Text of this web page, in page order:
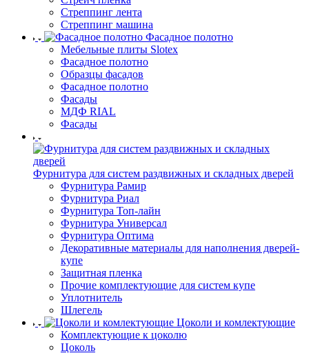
Стреппинг лента
Стреппинг машина
Фасадное полотно
Мебельные плиты Slotex
Фасадное полотно
Образцы фасадов
Фасадное полотно
Фасады
МДФ RIAL
Фасады
Фурнитура для систем раздвижных и складных дверей
Фурнитура Рамир
Фурнитура Риал
Фурнитура Топ-лайн
Фурнитура Универсал
Фурнитура Оптима
Декоративные материалы для наполнения дверей-
купе
Защитная пленка
Прочие комплектующие для систем купе
Уплотнитель
Шлегель
Цоколи и комлектующие
Комплектующие к цоколю
Цоколь